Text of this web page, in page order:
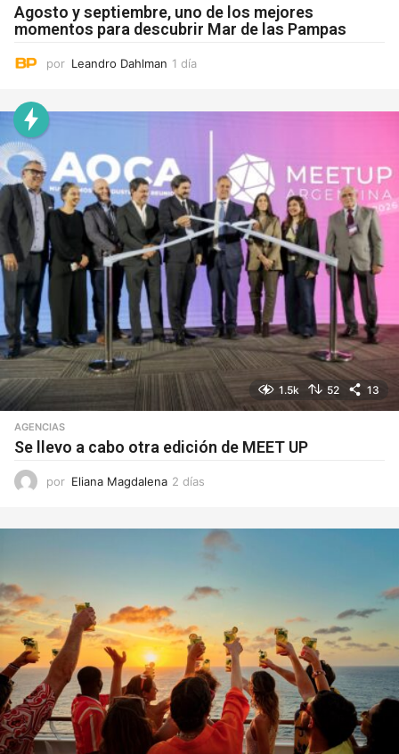
Agosto y septiembre, uno de los mejores
momentos para descubrir Mar de las Pampas
por Leandro Dahlman 1 día
a
1.5k 52 13
AGENCIAS
Se llevo a cabo otra edición de MEET UP
por Eliana Magdalena 2 días
a
s